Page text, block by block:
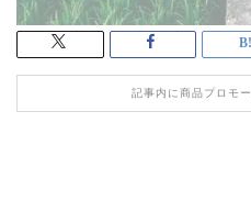
記事内に商品プロモ